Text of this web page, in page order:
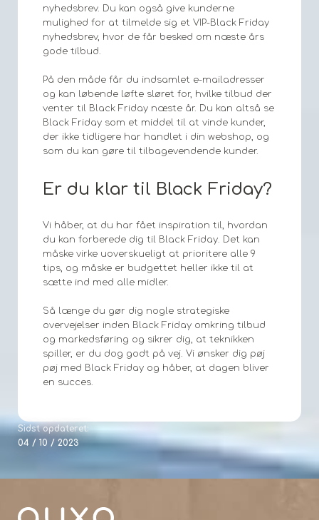
nyhedsbrev. Du kan også give kunderne
mulighed for at tilmelde sig et VIP-Black Friday
nyhedsbrev, hvor de får besked om næste års
gode tilbud.
På den måde får du indsamlet e-mailadresser
og kan løbende løfte sløret for, hvilke tilbud der
venter til Black Friday næste år. Du kan altså se
Black Friday som et middel til at vinde kunder,
der ikke tidligere har handlet i din webshop, og
som du kan gøre til tilbagevendende kunder.
Er du klar til Black Friday?
Vi håber, at du har fået inspiration til, hvordan
du kan forberede dig til Black Friday. Det kan
måske virke uoverskueligt at prioritere alle 9
tips, og måske er budgettet heller ikke til at
sætte ind med alle midler.
Så længe du gør dig nogle strategiske
overvejelser inden Black Friday omkring tilbud
og markedsføring og sikrer dig, at teknikken
spiller, er du dog godt på vej. Vi ønsker dig pøj
pøj med Black Friday og håber, at dagen bliver
en succes.
Sidst opdateret:
04 / 10 / 2023